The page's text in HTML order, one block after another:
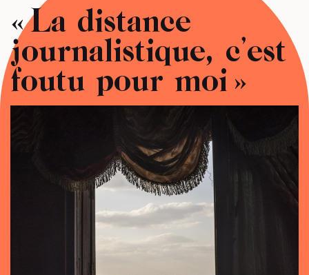
« La distance
journalistique, c’est
foutu pour moi »